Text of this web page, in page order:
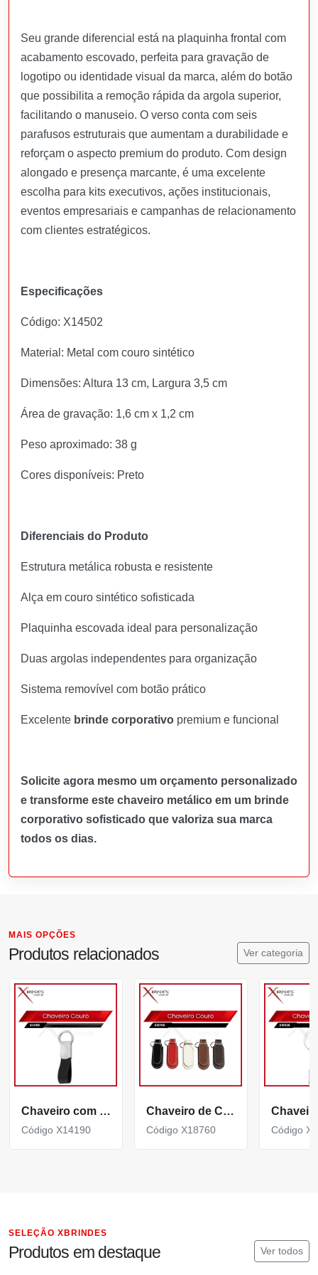
Seu grande diferencial está na plaquinha frontal com
acabamento escovado, perfeita para gravação de
logotipo ou identidade visual da marca, além do botão
que possibilita a remoção rápida da argola superior,
facilitando o manuseio. O verso conta com seis
parafusos estruturais que aumentam a durabilidade e
reforçam o aspecto premium do produto. Com design
alongado e presença marcante, é uma excelente
escolha para kits executivos, ações institucionais,
eventos empresariais e campanhas de relacionamento
com clientes estratégicos.
Especificações
Código: X14502
Material: Metal com couro sintético
Dimensões: Altura 13 cm, Largura 3,5 cm
Área de gravação: 1,6 cm x 1,2 cm
Peso aproximado: 38 g
Cores disponíveis: Preto
Diferenciais do Produto
Estrutura metálica robusta e resistente
Alça em couro sintético sofisticada
Plaquinha escovada ideal para personalização
Duas argolas independentes para organização
Sistema removível com botão prático
Excelente brinde corporativo premium e funcional
Solicite agora mesmo um orçamento personalizado
e transforme este chaveiro metálico em um brinde
corporativo sofisticado que valoriza sua marca
todos os dias.
MAIS OPÇÕES
Produtos relacionados Ver categoria
Chaveiro com couro sintético e argola giratória X14190
Código X14190
Chaveiro de Couro Sintético com Formato Minimalista X18760
Código X18760 Código
SELEÇÃO XBRINDES
Produtos em destaque Ver todos